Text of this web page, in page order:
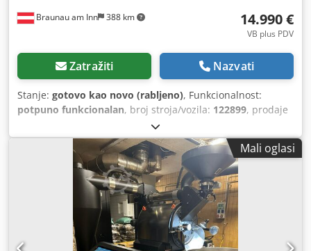
Braunau am Inn 388 km 14.990 €
VB plus PDV
Zatražiti Nazvati
Stanje: gotovo kao novo (rabljeno), Funkcionalnost:
potpuno funkcionalan, broj stroja/vozila: 122899, prodaje
se samo kao set: Aparat za espresso SCHÄRF VIENNA 2G,
br. 122899 bijela boja, dvogrupi Chodpfx Apoy Atzmstoa s
električnim mlincem za kavu SCHÄRF Mazzer STARK S/X-
mill-Protect-S mlinac za kavu LUIGI Super Jolly V pro e
Godina proizvodnje, nažalost, nije navedena na računu,
espresso aparat i mlinac kupljeni su u prosincu 2022.
Uređaji se mogu pogledati na licu mjesta – molimo
prethodno dogovoriti termin.
Mali oglasi